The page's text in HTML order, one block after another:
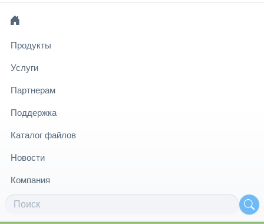
Продукты
Услуги
Партнерам
Поддержка
Каталог файлов
Новости
Компания